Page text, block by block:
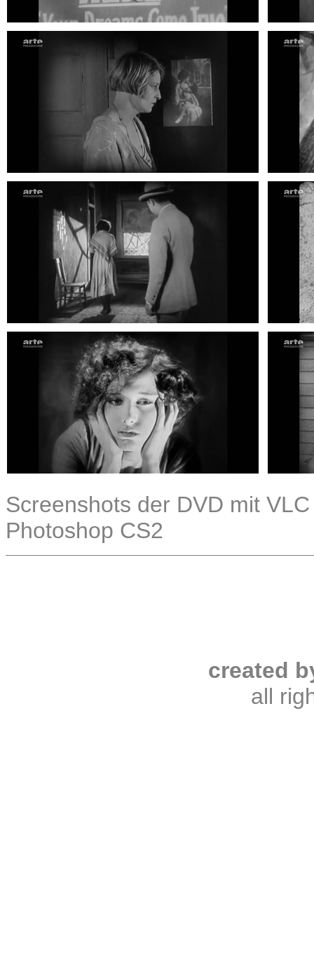
Screenshots der DVD mit
Photoshop CS2
created
all